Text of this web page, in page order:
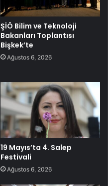
ŞİÖ Bilim ve Teknoloji
Bakanları Toplantısı
Bişkek’te
Ağustos 6, 2026
19 Mayıs’ta 4. Salep
Festivali
Ağustos 6, 2026